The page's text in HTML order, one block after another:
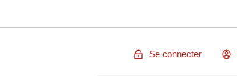
Se connecter